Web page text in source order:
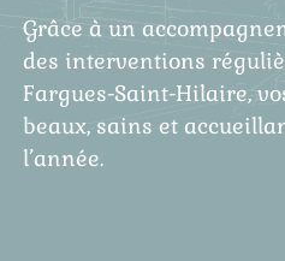
Grâce à un
des interventions
Fargues-Saint-Hilaire,
beaux, sains et
l’année.